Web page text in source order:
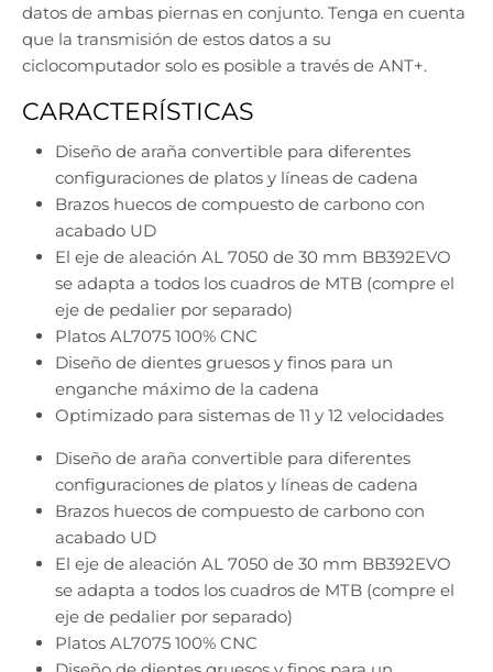
datos de ambas piernas en conjunto. Tenga en cuenta
que la transmisión de estos datos a su
ciclocomputador solo es posible a través de ANT+.
CARACTERÍSTICAS
Diseño de araña convertible para diferentes
configuraciones de platos y líneas de cadena
Brazos huecos de compuesto de carbono con
acabado UD
El eje de aleación AL 7050 de 30 mm BB392EVO
se adapta a todos los cuadros de MTB (compre el
eje de pedalier por separado)
Platos AL7075 100% CNC
Diseño de dientes gruesos y finos para un
enganche máximo de la cadena
Optimizado para sistemas de 11 y 12 velocidades
Diseño de araña convertible para diferentes
configuraciones de platos y líneas de cadena
Brazos huecos de compuesto de carbono con
acabado UD
El eje de aleación AL 7050 de 30 mm BB392EVO
se adapta a todos los cuadros de MTB (compre el
eje de pedalier por separado)
Platos AL7075 100% CNC